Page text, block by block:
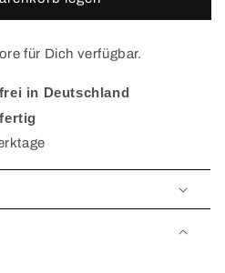
für Dich verfügbar.
in Deutschland